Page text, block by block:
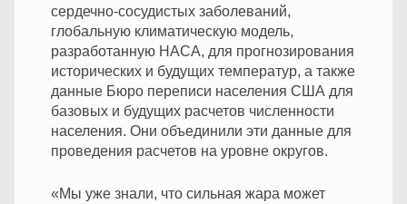
сердечно-сосудистых заболеваний,
глобальную климатическую модель,
разработанную НАСА, для прогнозирования
исторических и будущих температур, а также
данные Бюро переписи населения США для
базовых и будущих расчетов численности
населения. Они объединили эти данные для
проведения расчетов на уровне округов.
«Мы уже знали, что сильная жара может